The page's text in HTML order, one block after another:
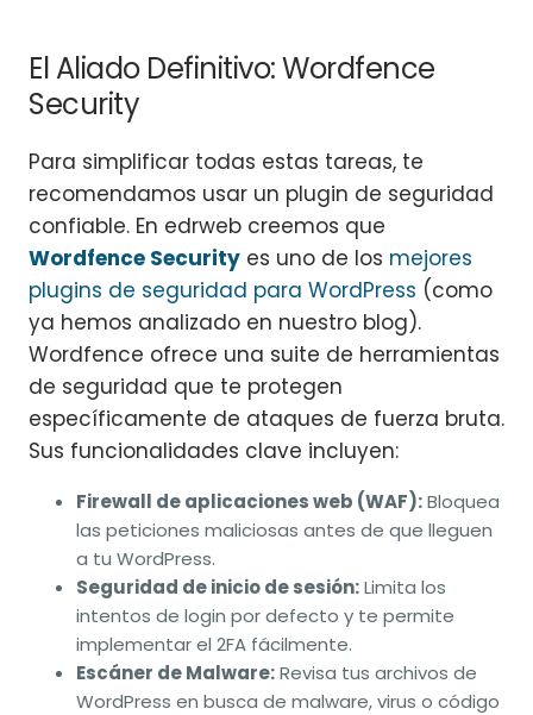
El Aliado Definitivo: Wordfence
Security
Para simplificar todas estas tareas, te
recomendamos usar un plugin de seguridad
confiable. En edrweb creemos que
Wordfence Security es uno de los mejores
plugins de seguridad para WordPress (como
ya hemos analizado en nuestro blog).
Wordfence ofrece una suite de herramientas
de seguridad que te protegen
específicamente de ataques de fuerza bruta.
Sus funcionalidades clave incluyen:
Firewall de aplicaciones web (WAF):Bloquea
las peticiones maliciosas antes de que lleguen
a tu WordPress.
Seguridad de inicio de sesión:Limita los
intentos de login por defecto y te permite
implementar el 2FA fácilmente.
Escáner de Malware:Revisa tus archivos de
WordPress en busca de malware, virus o código